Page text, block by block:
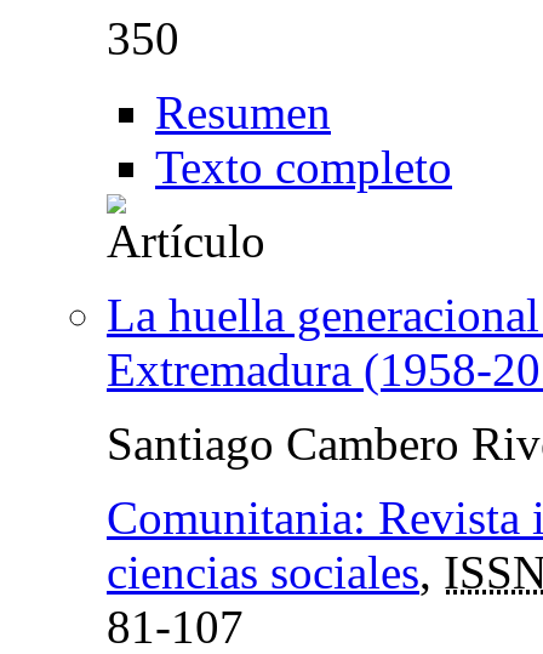
350
Resumen
Texto completo
La huella
Extremadura (1958-
Santiago Cambero
Comunitania: Revista
ciencias sociales,
81-107